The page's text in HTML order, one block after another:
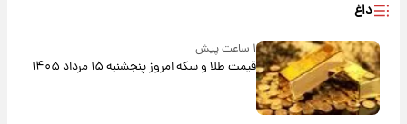
داغ
۱ ساعت پیش
قیمت طلا و سکه امروز پنجشنبه ۱۵ مرداد ۱۴۰۵